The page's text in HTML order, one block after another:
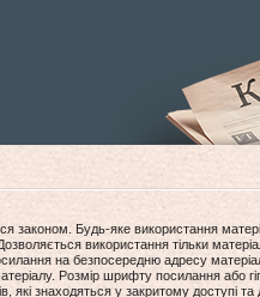
законом. Будь-яке використання
Дозволяється використання тільки
на безпосередню адресу
Розмір шрифту посилання або
знаходяться у закритому доступі та